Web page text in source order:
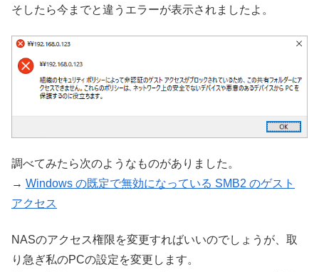
そしたら今までと違うエラーが表示されましたよ。
調べてみたら次のようなものがありました。
→ Windows の既定で無効になっている SMB2 のゲスト
アクセス
NASのアクセス権限を変更すればいいのでしょうが、取
り急ぎ私のPCの設定を変更します。